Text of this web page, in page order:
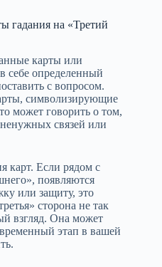
гадания на «Третий
карты или
себе определенный
с вопросом.
символизирующие
может говорить о том,
связей или
карт. Если рядом с
появляются
или защиту, это
сторона не так
взгляд. Она может
этап в вашей